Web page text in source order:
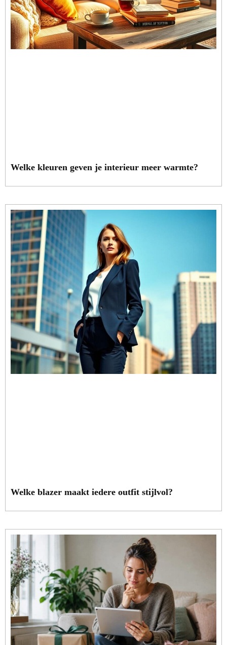
Welke kleuren geven je interieur meer warmte?
Welke blazer maakt iedere outfit stijlvol?